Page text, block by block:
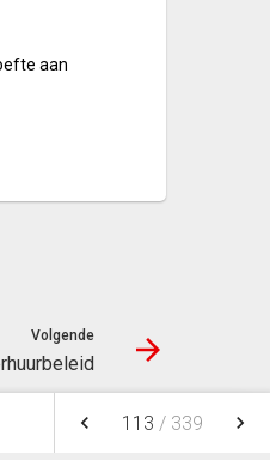
aan
Volgende
FAVORIETEN
keyboard_arrow_left 113 / 339 keyboard_arrow_right